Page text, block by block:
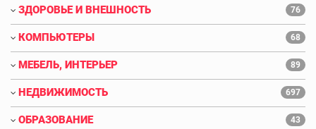
ЗДОРОВЬЕ И ВНЕШНОСТЬ 76
КОМПЬЮТЕРЫ 68
МЕБЕЛЬ, ИНТЕРЬЕР 89
НЕДВИЖИМОСТЬ 697
ОБРАЗОВАНИЕ 43